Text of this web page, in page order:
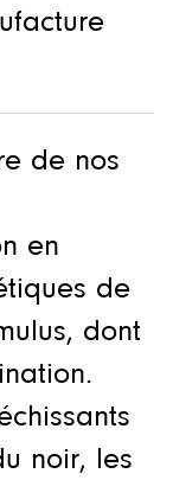
de nos
en
de
dont
noir, les